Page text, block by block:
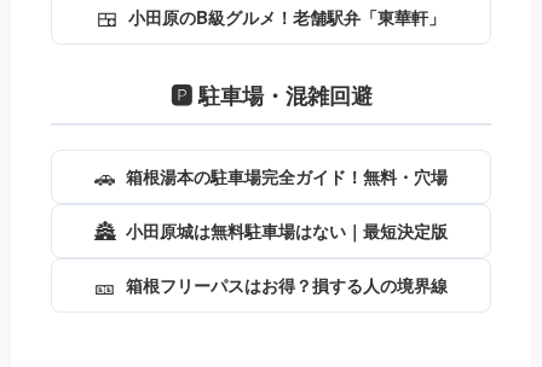
🍱 小田原のB級グルメ！老舗駅弁「東華軒」
🅿️ 駐車場・混雑回避
🚗 箱根湯本の駐車場完全ガイド！無料・穴場
🏯 小田原城は無料駐車場はない｜最短決定版
🎫 箱根フリーパスはお得？損する人の境界線